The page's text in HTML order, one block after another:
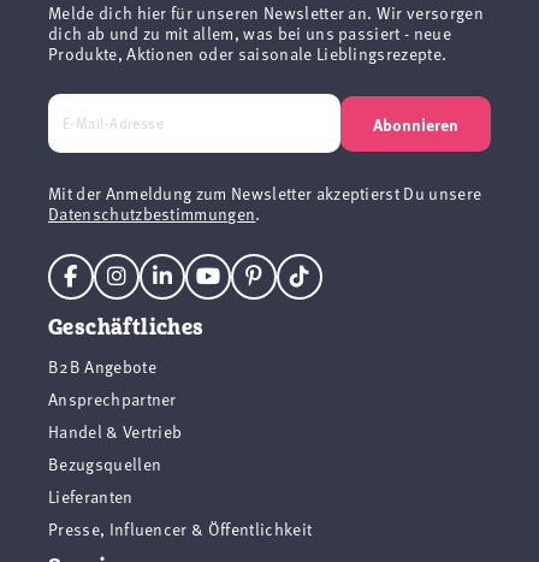
Melde dich hier für unseren Newsletter an. Wir versorgen
dich ab und zu mit allem, was bei uns passiert - neue
Produkte, Aktionen oder saisonale Lieblingsrezepte.
Abonnieren
Mit der Anmeldung zum Newsletter akzeptierst Du unsere
Datenschutzbestimmungen.
Geschäftliches
B2B Angebote
Ansprechpartner
Handel & Vertrieb
Bezugsquellen
Lieferanten
Presse, Influencer & Öffentlichkeit